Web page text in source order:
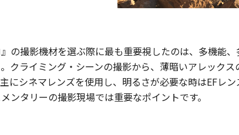
』の撮影機材を選ぶ際に最も重要視したのは、多機能
クライミング・シーンの撮影から、薄暗いアレック
にシネマレンズを使用し、明るさが必要な時はEFレ
ンタリーの撮影現場では重要なポイントです。